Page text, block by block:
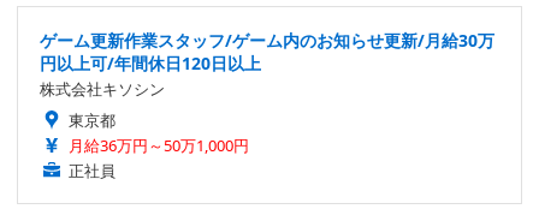
ゲーム更新作業スタッフ/ゲーム内のお知らせ更新/月給30万
円以上可/年間休日120日以上
株式会社キソシン
東京都
月給36万円～50万1,000円
正社員